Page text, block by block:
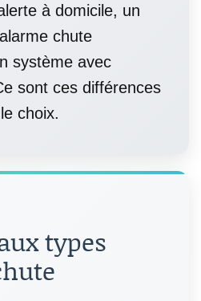
à domicile, un
chute
système avec
sont ces différences
choix.
types